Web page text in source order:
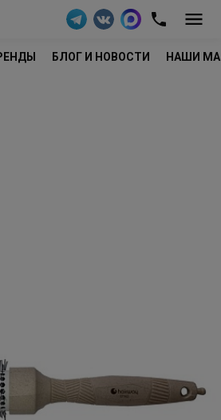
БЛОГ И НОВОСТИ НАШИ